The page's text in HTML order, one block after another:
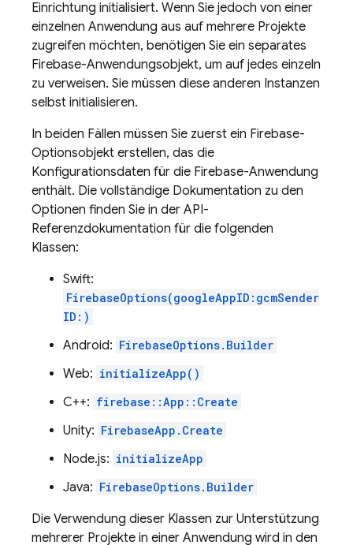
Einrichtung initialisiert. Wenn Sie jedoch von einer
einzelnen Anwendung aus auf mehrere Projekte
zugreifen möchten, benötigen Sie ein separates
Firebase-Anwendungsobjekt, um auf jedes einzeln
zu verweisen. Sie müssen diese anderen Instanzen
selbst initialisieren.
In beiden Fällen müssen Sie zuerst ein Firebase-
Optionsobjekt erstellen, das die
Konfigurationsdaten für die Firebase-Anwendung
enthält. Die vollständige Dokumentation zu den
Optionen finden Sie in der API-
Referenzdokumentation für die folgenden
Klassen:
Swift:
FirebaseOptions(googleAppID:gcmSender
ID:)
Android: FirebaseOptions.Builder
Web: initializeApp()
C++: firebase::App::Create
Unity: FirebaseApp.Create
Node.js: initializeApp
Java: FirebaseOptions.Builder
Die Verwendung dieser Klassen zur Unterstützung
mehrerer Projekte in einer Anwendung wird in den